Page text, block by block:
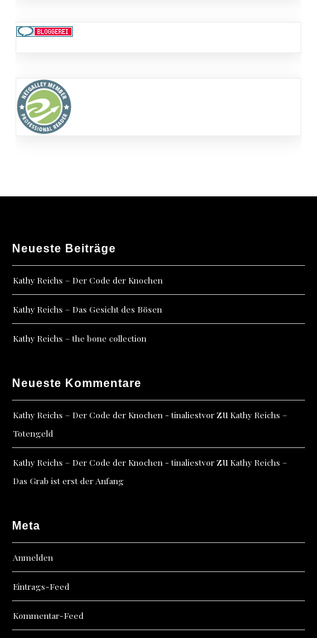
Neueste Beiträge
Kathy Reichs – Der Code der Knochen
Kathy Reichs – Das Gesicht des Bösen
Kathy Reichs – the bone collection
Neueste Kommentare
Kathy Reichs – Der Code der Knochen - tinaliestvorzu Kathy Reichs –
Totengeld
Kathy Reichs – Der Code der Knochen - tinaliestvorzu Kathy Reichs –
Das Grab ist erst der Anfang
Meta
Anmelden
Eintrags-Feed
Kommentar-Feed